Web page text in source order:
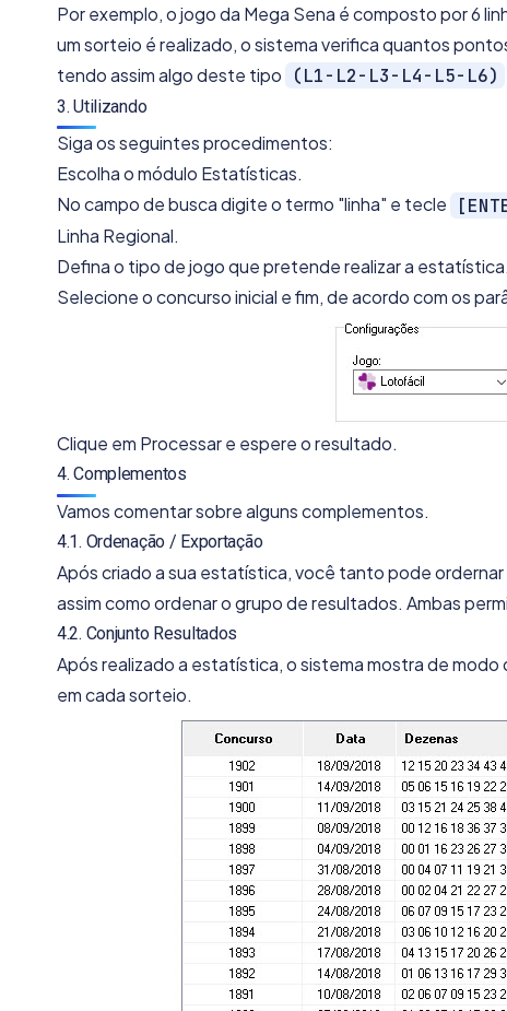
Por exemplo, o jogo da Mega Sena é composto por 6
um sorteio é realizado, o sistema verifica quantos
tendo assim algo deste tipo
(L1-L2-L3-L4-L5-L6)
3. Utilizando
Siga os seguintes procedimentos:
Escolha o módulo Estatísticas.
No campo de busca digite o termo "linha" e tecle
Linha Regional.
Defina o tipo de jogo que pretende realizar a estatística.
Selecione o concurso inicial e fim, de acordo com os
Clique em Processar e espere o resultado.
4. Complementos
Vamos comentar sobre alguns complementos.
4.1. Ordenação / Exportação
Após criado a sua estatística, você tanto pode
assim como ordenar o grupo de resultados. Ambas
4.2. Conjunto Resultados
Após realizado a estatística, o sistema mostra de
em cada sorteio.